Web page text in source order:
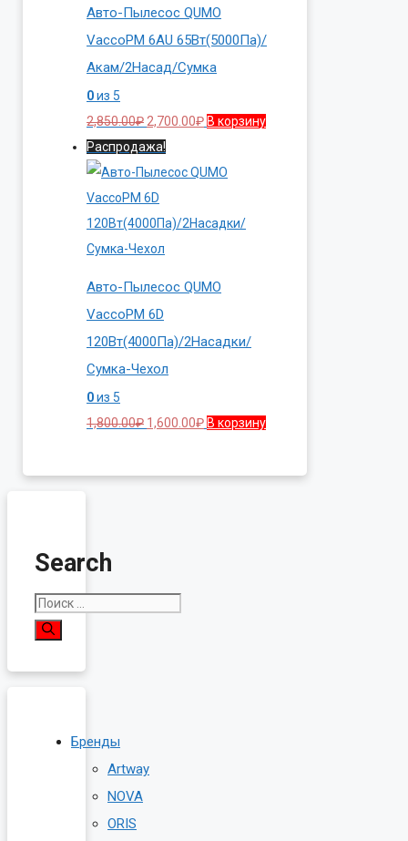
Авто-Пылесос QUMO
VaccoPM 6AU 65Вт(5000Па)/
Акам/2Насад/Сумка
0из 5
2,850.00₽ Первоначальная
цена
составляла
2,850.00₽.
2,700.00₽Текущая
2,700.00₽.
В корзину
Распродажа!
Авто-Пылесос QUMO
VaccoPM 6D
120Вт(4000Па)/2Насадки/
Сумка-Чехол
0из 5
1,800.00₽ Первоначальная
составляла
1,600.00₽Текущая
1,600.00₽.
В корзину
Search
Поиск:
Бренды
Artway
NOVA
ORIS